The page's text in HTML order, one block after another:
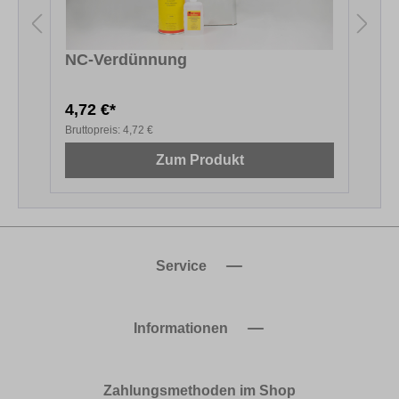
NC-Verdünnung
4,72 €*
Bruttopreis: 4,72 €
Zum Produkt
Service
Informationen
Zahlungsmethoden im Shop